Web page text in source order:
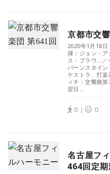
京都市交
2020年1月18日
揮：ジョン・
ス・ブラウ...／
バーンスタイ
ケストラ、打
ィチ：交響曲
翌日...
0｜ 0
名古屋フ
464回定